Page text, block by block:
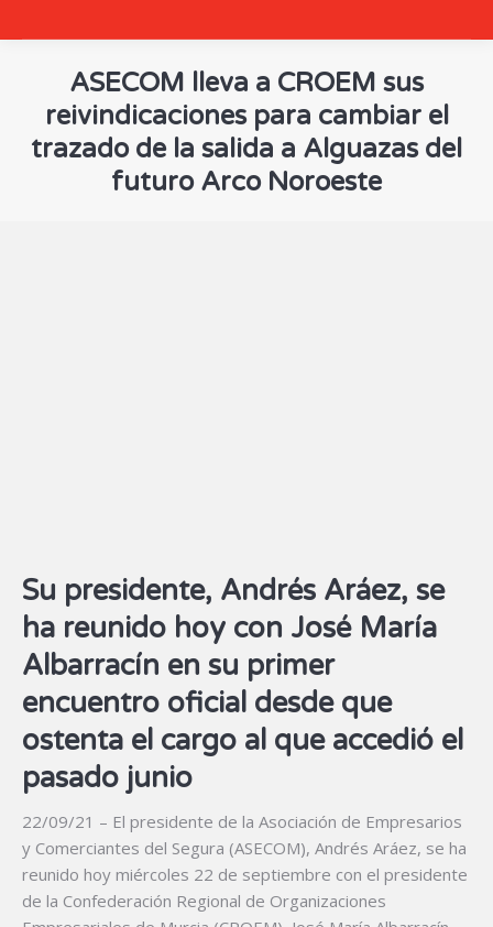
ASECOM lleva a CROEM sus
reivindicaciones para cambiar el
trazado de la salida a Alguazas del
futuro Arco Noroeste
Su presidente, Andrés Aráez, se
ha reunido hoy con José María
Albarracín en su primer
encuentro oficial desde que
ostenta el cargo al que accedió el
pasado junio
22/09/21 – El presidente de la Asociación de Empresarios
y Comerciantes del Segura (ASECOM), Andrés Aráez, se ha
reunido hoy miércoles 22 de septiembre con el presidente
de la Confederación Regional de Organizaciones